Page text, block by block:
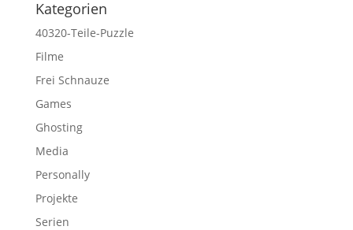
Kategorien
40320-Teile-Puzzle
Filme
Frei Schnauze
Games
Ghosting
Media
Personally
Projekte
Serien